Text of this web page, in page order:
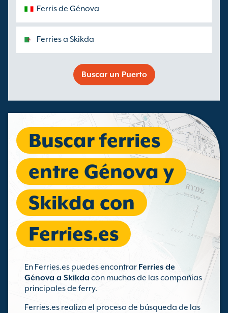
Ferris de Génova
Ferries a Skikda
Buscar un Puerto
Buscar ferries
entre Génova y
Skikda con
Ferries.es
En Ferries.es puedes encontrar Ferries de
Génova a Skikdacon muchas de las compañías
principales de ferry.
Ferries.es realiza el proceso de búsqueda de las